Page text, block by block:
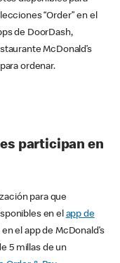
“Order” en el
de DoorDash,
McDonald’s
ordenar.
participan en
para que
en el app de
el app de McDonald’s
5 millas de un